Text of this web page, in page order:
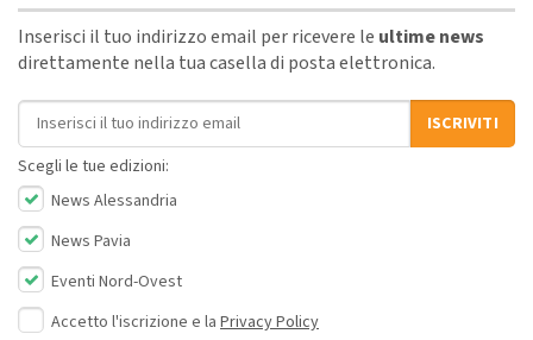
Inserisci il tuo indirizzo email per ricevere le ultime news
direttamente nella tua casella di posta elettronica.
Indirizzo email
ISCRIVITI
Scegli le tue edizioni:
News Alessandria
News Pavia
Eventi Nord-Ovest
Accetto l'iscrizione e la Privacy Policy